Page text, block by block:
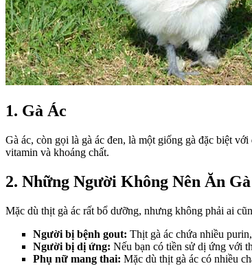
1. Gà Ác
Gà ác, còn gọi là gà ác đen, là một giống gà đặc biệt
vitamin và khoáng chất.
2. Những Người Không Nên Ăn
Mặc dù thịt gà ác rất bổ dưỡng, nhưng không phải ai
Người bị bệnh gout: Thịt gà ác chứa nhiều
Người bị dị ứng: Nếu bạn có tiền sử dị ứng với
Phụ nữ mang thai: Mặc dù thịt gà ác có nhiều